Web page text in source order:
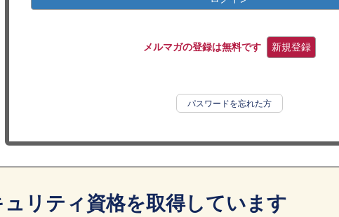
メルマガの登録は無料です 新規登録
パスワードを忘れた方
リティ資格を取得しています